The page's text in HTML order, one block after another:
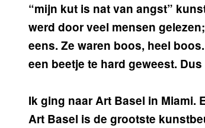
“mijn kut is nat van angst”
werd door veel mensen
eens. Ze waren boos, heel
een beetje te hard geweest.
Ik ging naar Art Basel in Miami.
Art Basel is de grootste